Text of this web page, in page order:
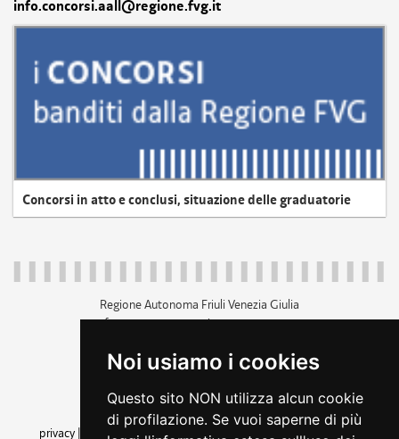
Noi usiamo i cookies
Questo sito NON utilizza alcun cookie
di profilazione. Se vuoi saperne di più
info.concorsi.aall@regione.fvg.it
Concorsi in atto e conclusi, situazione delle graduatorie
Regione Autonoma Friuli Venezia Giulia
c.f. 80014930327; p.iva 00526040324
+39 040 3771111
amministrazione trasparente
privacy
cookie |note legali accessibilità dichiarazione di